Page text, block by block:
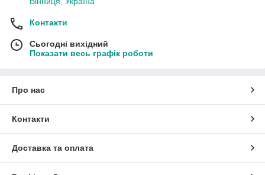
Контакти
Сьогодні вихідний
Показати весь графік роботи
Про нас
Контакти
Доставка та оплата